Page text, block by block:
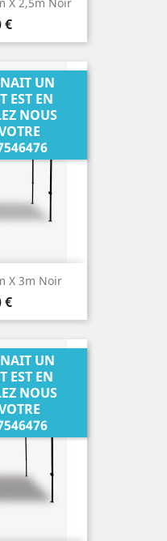
€
X 3m Noir
€
UN
EST EN
NOUS
UN
EST EN
NOUS